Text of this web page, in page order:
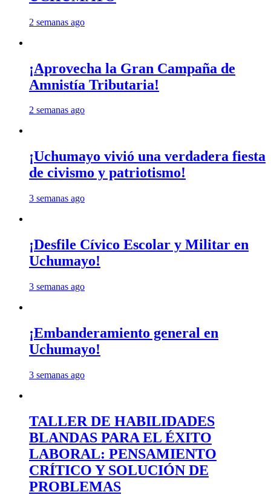
2 semanas ago
¡Aprovecha la Gran Campaña de
Amnistía Tributaria!
2 semanas ago
¡Uchumayo vivió una verdadera fiesta
de civismo y patriotismo!
3 semanas ago
¡Desfile Cívico Escolar y Militar en
Uchumayo!
3 semanas ago
¡Embanderamiento general en
Uchumayo!
3 semanas ago
TALLER DE HABILIDADES
BLANDAS PARA EL ÉXITO
LABORAL: PENSAMIENTO
CRÍTICO Y SOLUCIÓN DE
PROBLEMAS